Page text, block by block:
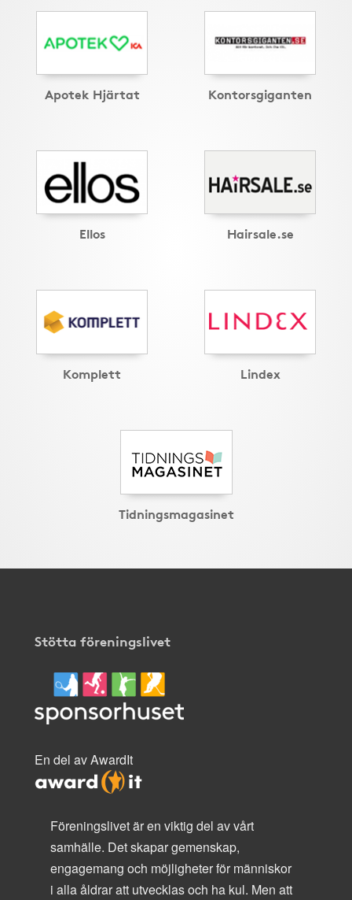
Apotek Hjärtat Kontorsgiganten
Ellos Hairsale.se
Komplett Lindex
Tidningsmagasinet
Stötta föreningslivet
En del av AwardIt
Föreningslivet är en viktig del av vårt
samhälle. Det skapar gemenskap,
engagemang och möjligheter för människor
i alla åldrar att utvecklas och ha kul. Men att